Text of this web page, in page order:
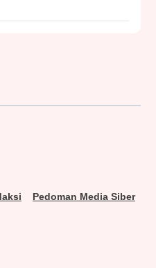
Pedoman Media Siber